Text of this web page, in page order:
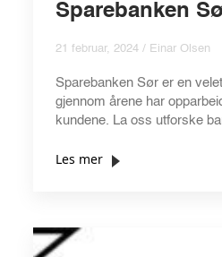
Sparebanken
21 februar, 2024 / Einar Olsen
Sparebanken Sør er en
gjennom årene har
kundene. La oss utforske
Les mer